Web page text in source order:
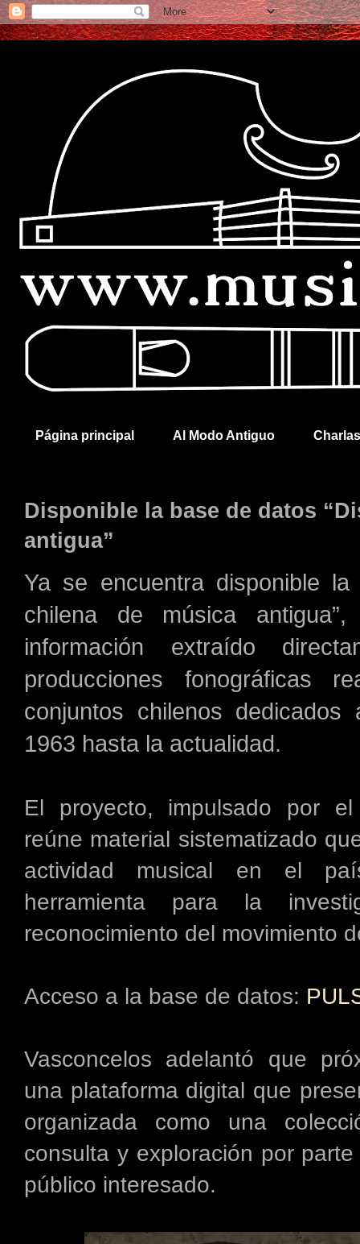
Página principal Al Modo Antiguo
Disponible la base de datos
antigua”
Ya se encuentra disponible
chilena de música
información extraído
producciones fonográficas
conjuntos chilenos
1963 hasta la actualidad.
El proyecto, impulsado por
reúne material sistematizado
actividad musical en el
herramienta para la
reconocimiento del movimiento
Acceso a la base de datos:
Vasconcelos adelantó que
una plataforma digital que
organizada como una
consulta y exploración por
público interesado.